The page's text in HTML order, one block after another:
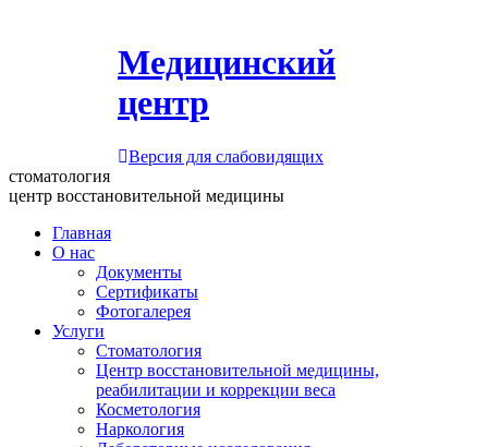
Медицинский
центр
Версия для слабовидящих
стоматология
центр восстановительной медицины
Главная
О нас
Документы
Сертификаты
Фотогалерея
Услуги
Стоматология
Центр восстановительной медицины,
реабилитации и коррекции веса
Косметология
Наркология